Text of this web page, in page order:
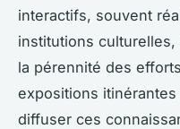
interactifs, souvent
institutions culturelles,
la pérennité des
expositions
diffuser ces